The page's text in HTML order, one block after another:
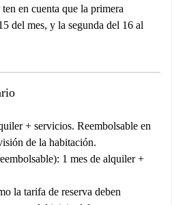
en cuenta que la primera
del mes, y la segunda del 16 al
+ servicios. Reembolsable en
de la habitación.
1 mes de alquiler +
la tarifa de reserva deben